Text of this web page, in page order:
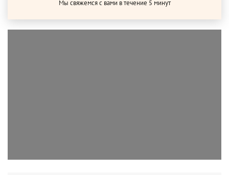
Мы свяжемся с вами в течение 5 минут